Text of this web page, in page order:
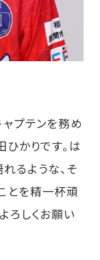
プテンを務め
ひかりです。は
るような、そ
とを精一杯頑
ろしくお願い